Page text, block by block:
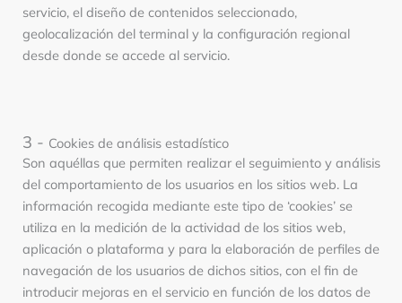
servicio, el diseño de contenidos seleccionado,
geolocalización del terminal y la configuración regional
desde donde se accede al servicio.
3 - Cookies de análisis estadístico
Son aquéllas que permiten realizar el seguimiento y análisis
del comportamiento de los usuarios en los sitios web. La
información recogida mediante este tipo de ‘cookies’ se
utiliza en la medición de la actividad de los sitios web,
aplicación o plataforma y para la elaboración de perfiles de
navegación de los usuarios de dichos sitios, con el fin de
introducir mejoras en el servicio en función de los datos de